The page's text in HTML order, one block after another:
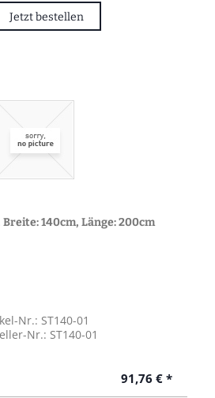
Jetzt bestellen
140cm, Länge: 200cm
Nr.: ST140-01
Nr.: ST140-01
91,76 € *